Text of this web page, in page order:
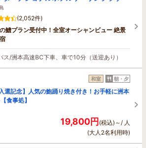
(2,052件)
鱧プラン受付中！全室オーシャンビュー 絶景
/洲本高速BC下車、車で10分（送迎あり）
和室 朝・夕
選記念】人気の鮑踊り焼き付き！お手軽に洲本
食事処】
19,800円(税込)～/ 人
(大人2名利用時)